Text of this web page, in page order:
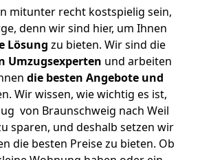
mitunter recht kostspielig sein,
denn wir sind hier, um Ihnen
Lösung zu bieten. Wir sind die
Umzugsexperten und arbeiten
die besten Angebote und
Wir wissen, wie wichtig es ist,
von Braunschweig nach Weil
sparen, und deshalb setzen wir
die besten Preise zu bieten. Ob